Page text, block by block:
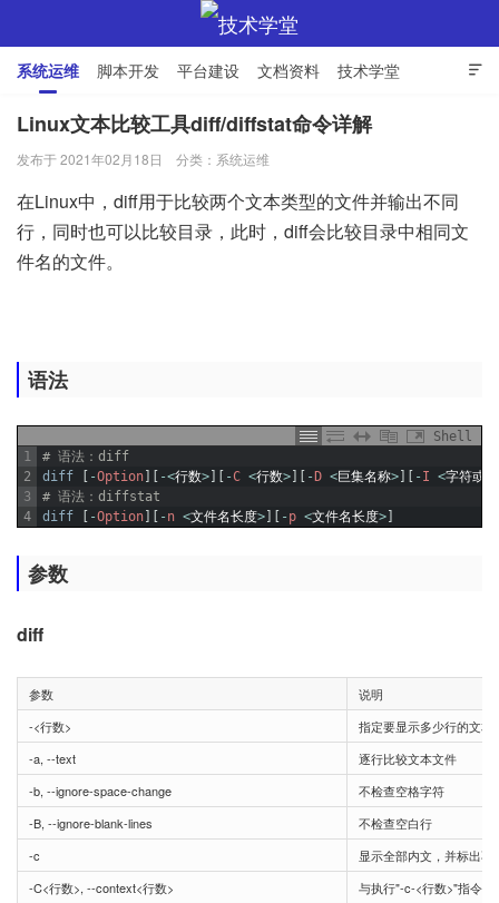

系统运维 脚本开发 平台建设 文档资料 技术学堂
Linux文本比较工具diff/diffstat命令详解
发布于 2021年02月18日 分类： 系统运维
在Linux中，diff用于比较两个文本类型的文件并输出不同
行，同时也可以比较目录，此时，diff会比较目录中相同文
件名的文件。
语法
Shell
1
2
3
4
# 语法：diff
diff
-Option -<行数> -C <行数> - D <巨集名称> -I <字符或
# 语法：diffstat
diff
-Option -n <文件名长度> -p <文件名长度>
参数
diff
参数
说明
-<行数>
指定要显示多少行的文
-a, --text
逐行比较文本文件
-b, --ignore-space-change
不检查空格字符
-B, --ignore-blank-lines
不检查空白行
-c
显示全部内文，并标出不
-C<行数>, --context<行数>
与执行"-c-<行数>"指令相